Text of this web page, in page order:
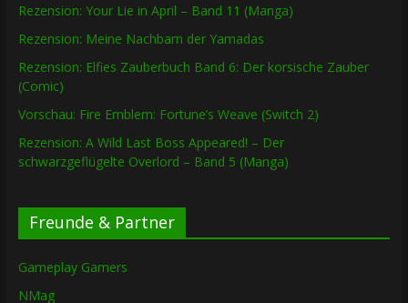
Rezension: Your Lie in April – Band 11 (Manga)
Rezension: Meine Nachbarn der Yamadas
Rezension: Elfies Zauberbuch Band 6: Der korsische Zauber
(Comic)
Vorschau: Fire Emblem: Fortune’s Weave (Switch 2)
Rezension: A Wild Last Boss Appeared! – Der
schwarzgeflügelte Overlord – Band 5 (Manga)
Freunde & Partner
Gameplay Gamers
NMag